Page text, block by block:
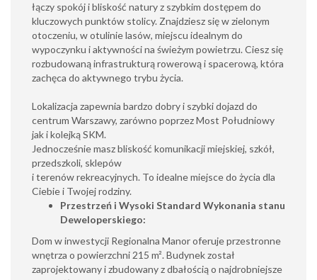
łączy spokój i bliskość natury z szybkim dostępem do
kluczowych punktów stolicy. Znajdziesz się w zielonym
otoczeniu, w otulinie lasów, miejscu idealnym do
wypoczynku i aktywności na świeżym powietrzu. Ciesz się
rozbudowaną infrastrukturą rowerową i spacerową, która
zachęca do aktywnego trybu życia.
Lokalizacja zapewnia bardzo dobry i szybki dojazd do
centrum Warszawy, zarówno poprzez Most Południowy
jak i kolejką SKM.
Jednocześnie masz bliskość komunikacji miejskiej, szkół,
przedszkoli, sklepów
i terenów rekreacyjnych. To idealne miejsce do życia dla
Ciebie i Twojej rodziny.
Przestrzeń i Wysoki Standard Wykonania stanu
Deweloperskiego:
Dom w inwestycji Regionalna Manor oferuje przestronne
wnętrza o powierzchni 215 m². Budynek został
zaprojektowany i zbudowany z dbałością o najdrobniejsze